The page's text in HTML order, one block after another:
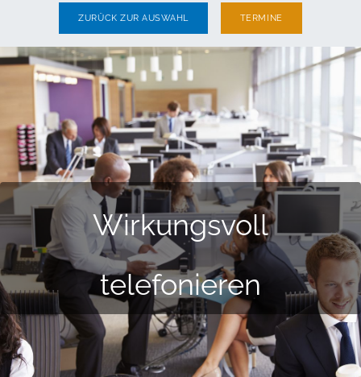
ZURÜCK ZUR AUSWAHL TERMINE
Wirkungsvoll
telefonieren